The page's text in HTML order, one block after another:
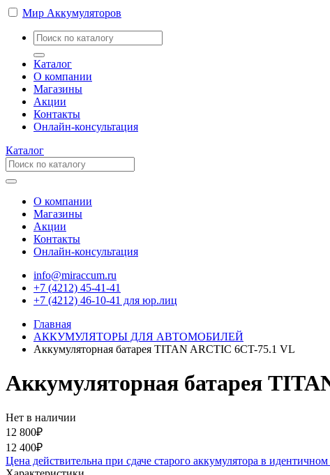
Мир Аккумуляторов
Каталог
О компании
Магазины
Акции
Контакты
Онлайн-консультация
Каталог
О компании
Магазины
Акции
Контакты
Онлайн-консультация
info@miraccum.ru
+7 (4212) 45-41-41
+7 (4212) 46-10-41 для юр.лиц
Главная
АККУМУЛЯТОРЫ ДЛЯ АВТОМОБИЛЕЙ
Аккумуляторная батарея TITAN ARCTIC 6CT-75.1 VL
Аккумуляторная батарея
Нет в наличии
12 800₽
12 400₽
Цена действительна при сдаче старого аккумулятора в идентичном